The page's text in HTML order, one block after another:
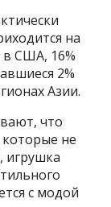
на
в США, 16%
2%
Азии.
что
которые не
игрушка
с модой